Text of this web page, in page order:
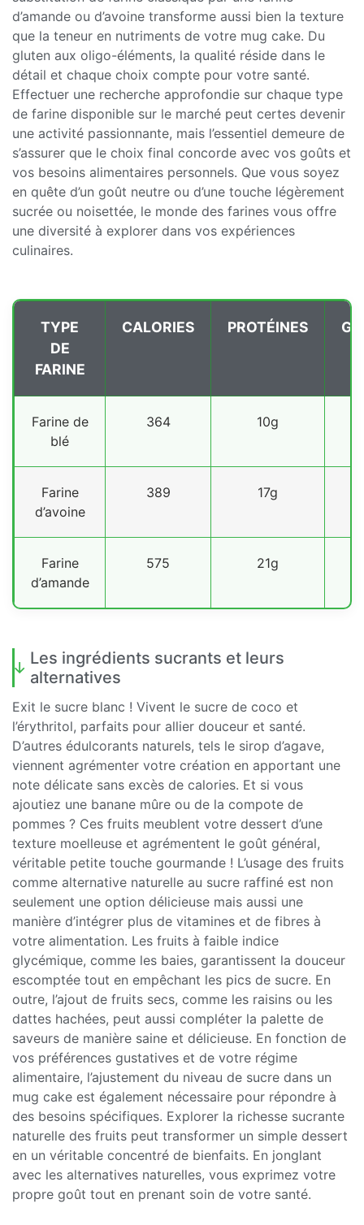
d’amande ou d’avoine transforme aussi bien la texture
que la teneur en nutriments de votre mug cake. Du
gluten aux oligo-éléments, la qualité réside dans le
détail et chaque choix compte pour votre santé.
Effectuer une recherche approfondie sur chaque type
de farine disponible sur le marché peut certes devenir
une activité passionnante, mais l’essentiel demeure de
s’assurer que le choix final concorde avec vos goûts et
vos besoins alimentaires personnels. Que vous soyez
en quête d’un goût neutre ou d’une touche légèrement
sucrée ou noisettée, le monde des farines vous offre
une diversité à explorer dans vos expériences
culinaires.
TYPE
DE
FARINE
CALORIES PROTÉINES
Farine de
blé
364 10g
Farine
d’avoine
389 17g
Farine
d’amande
575 21g
Les ingrédients sucrants et leurs
alternatives
Exit le sucre blanc ! Vivent le sucre de coco et
l’érythritol, parfaits pour allier douceur et santé.
D’autres édulcorants naturels, tels le sirop d’agave,
viennent agrémenter votre création en apportant une
note délicate sans excès de calories. Et si vous
ajoutiez une banane mûre ou de la compote de
pommes ? Ces fruits meublent votre dessert d’une
texture moelleuse et agrémentent le goût général,
véritable petite touche gourmande ! L’usage des fruits
comme alternative naturelle au sucre raffiné est non
seulement une option délicieuse mais aussi une
manière d’intégrer plus de vitamines et de fibres à
votre alimentation. Les fruits à faible indice
glycémique, comme les baies, garantissent la douceur
escomptée tout en empêchant les pics de sucre. En
outre, l’ajout de fruits secs, comme les raisins ou les
dattes hachées, peut aussi compléter la palette de
saveurs de manière saine et délicieuse. En fonction de
vos préférences gustatives et de votre régime
alimentaire, l’ajustement du niveau de sucre dans un
mug cake est également nécessaire pour répondre à
des besoins spécifiques. Explorer la richesse sucrante
naturelle des fruits peut transformer un simple dessert
en un véritable concentré de bienfaits. En jonglant
avec les alternatives naturelles, vous exprimez votre
propre goût tout en prenant soin de votre santé.